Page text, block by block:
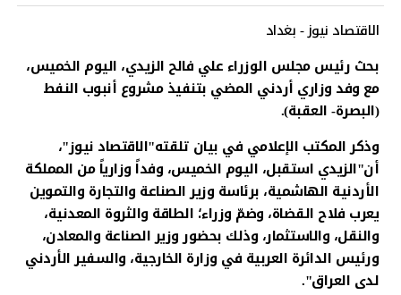
الاقتصاد نيوز - بغداد
بحث رئيس مجلس الوزراء علي فالح الزيدي، اليوم الخميس،
مع وفد وزاري أردني المضي بتنفيذ مشروع أنبوب النفط
(البصرة- العقبة).
وذكر المكتب الإعلامي في بيان تلقته"الاقتصاد نيوز"،
أن"الزيدي استقبل، اليوم الخميس، وفداً وزارياً من المملكة
الأردنية الهاشمية، برئاسة وزير الصناعة والتجارة والتموين
يعرب فلاح القضاة، وضمّ وزراء؛ الطاقة والثروة المعدنية،
والنقل، والاستثمار، وذلك بحضور وزير الصناعة والمعادن،
ورئيس الدائرة العربية في وزارة الخارجية، والسفير الأردني
لدى العراق".